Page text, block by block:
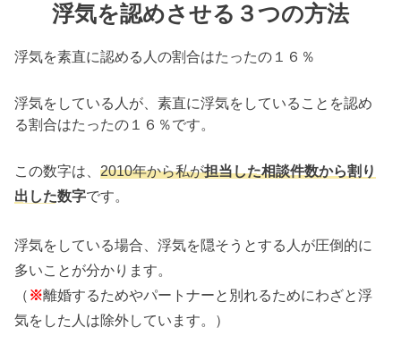
浮気を認めさせる３つの方法
浮気を素直に認める人の割合はたったの１６％
浮気をしている人が、素直に浮気をしていることを認め
る割合はたったの１６％です。
この数字は、2010年から私が担当した相談件数から割り
出した数字です。
浮気をしている場合、浮気を隠そうとする人が圧倒的に
多いことが分かります。
（ ※離婚するためやパートナーと別れるためにわざと浮
気をした人は除外しています。）